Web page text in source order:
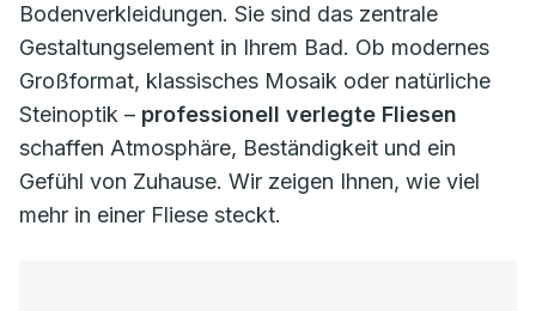
Bodenverkleidungen. Sie sind das zentrale
Gestaltungselement in Ihrem Bad. Ob modernes
Großformat, klassisches Mosaik oder natürliche
Steinoptik – professionell verlegte Fliesen
schaffen Atmosphäre, Beständigkeit und ein
Gefühl von Zuhause. Wir zeigen Ihnen, wie viel
mehr in einer Fliese steckt.